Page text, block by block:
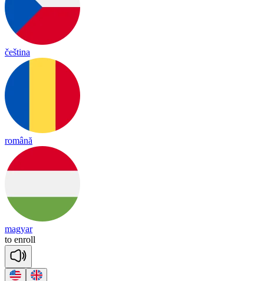
čeština
română
magyar
to enroll